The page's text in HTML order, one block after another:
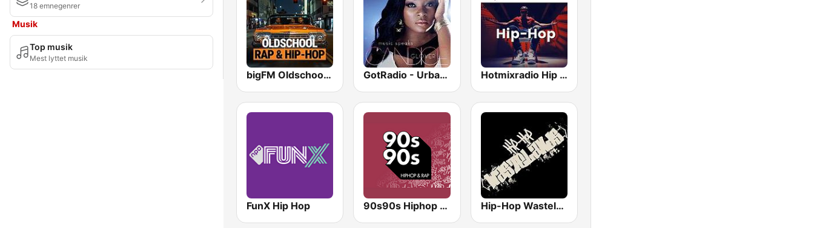
18 emnegenrer
Musik
Top musik
Mest lyttet musik
bigFM Oldschool Rap & Hip-Hop GotRadio - Urban Lounge Hotmixradio Hip Hop
FunX Hip Hop 90s90s Hiphop & Rap Hip-Hop Wastelands